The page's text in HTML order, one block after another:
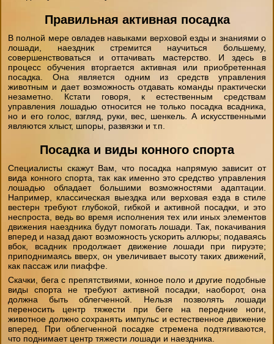
Правильная активная посадка
В полной мере овладев навыками верховой езды и знаниями о
лошади, наездник стремится научиться большему,
совершенствоваться и оттачивать мастерство. И здесь в
процесс обучения вторгается активная или приобретенная
посадка. Она является одним из средств управления
животным и дает возможность отдавать команды практически
незаметно. Кстати говоря, к естественным средствам
управления лошадью относится не только посадка всадника,
но и его голос, взгляд, руки, вес, шенкель. А искусственными
являются хлыст, шпоры, развязки и т.п.
Посадка и виды конного спорта
Специалисты скажут Вам, что посадка напрямую зависит от
вида конного спорта, так как именно это средство управления
лошадью обладает большими возможностями адаптации.
Например, классическая выездка или верховая езда в стиле
вестерн требуют глубокой, гибкой и активной посадки, и это
неспроста, ведь во время исполнения тех или иных элементов
движения наездника будут помогать лошади. Так, покачивания
вперед и назад дают возможность ускорить аллюры; подаваясь
вбок, всадник продолжает движение лошади при пируэте;
приподнимаясь вверх, он увеличивает высоту таких движений,
как пассаж или пиаффе.
Скачки, бега с препятствиями, конное поло и другие подобные
виды спорта не требуют активной посадки, наоборот, она
должна быть облегченной. Нельзя позволять лошади
переносить центр тяжести при беге на передние ноги,
животное должно сохранять импульс и естественное движение
вперед. При облегченной посадке стремена подтягиваются,
что поднимает центр тяжести лошади и наездника.